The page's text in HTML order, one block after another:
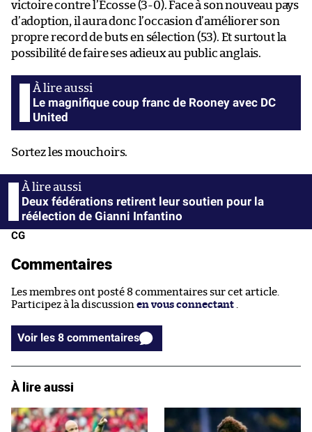
victoire contre l’Écosse (3-0). Face à son nouveau pays
d’adoption, il aura donc l’occasion d’améliorer son
propre record de buts en sélection (53). Et surtout la
possibilité de faire ses adieux au public anglais.
Le magnifique coup franc de Rooney avec DC
United
Sortez les mouchoirs.
Deux fédérations retirent leur soutien pour la
réélection de Gianni Infantino
CG
Commentaires
Les membres ont posté 8 commentaires sur cet article.
Participez à la discussion en vous connectant
Voir les 8 commentaires
À lire aussi